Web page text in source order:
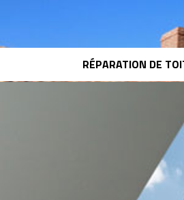
RÉPARATION DE